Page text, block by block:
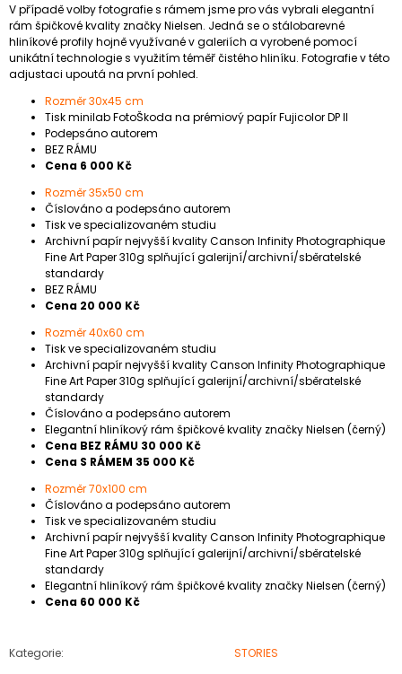
V případě volby fotografie s rámem jsme pro vás vybrali elegantní
rám špičkové kvality značky Nielsen. Jedná se o stálobarevné
hliníkové profily hojně využívané v galeriích a vyrobené pomocí
unikátní technologie s využitím téměř čistého hliníku. Fotografie v této
adjustaci upoutá na první pohled.
Rozměr 30x45 cm
Tisk minilab FotoŠkoda na prémiový papír Fujicolor DP II
Podepsáno autorem
BEZ RÁMU
Cena 6 000 Kč
Rozměr 35x50 cm
Číslováno a podepsáno autorem
Tisk ve specializovaném studiu
Archivní papír nejvyšší kvality Canson Infinity Photographique
Fine Art Paper 310g splňující galerijní/archivní/sběratelské
standardy
BEZ RÁMU
Cena 20 000 Kč
Rozměr 40x60 cm
Tisk ve specializovaném studiu
Archivní papír nejvyšší kvality Canson Infinity Photographique
Fine Art Paper 310g splňující galerijní/archivní/sběratelské
standardy
Číslováno a podepsáno autorem
Elegantní hliníkový rám špičkové kvality značky Nielsen (černý)
Cena BEZ RÁMU 30 000 Kč
Cena S RÁMEM 35 000 Kč
Rozměr 70x100 cm
Číslováno a podepsáno autorem
Tisk ve specializovaném studiu
Archivní papír nejvyšší kvality Canson Infinity Photographique
Fine Art Paper 310g splňující galerijní/archivní/sběratelské
standardy
Elegantní hliníkový rám špičkové kvality značky Nielsen (černý)
Cena 60 000 Kč
Kategorie: STORIES